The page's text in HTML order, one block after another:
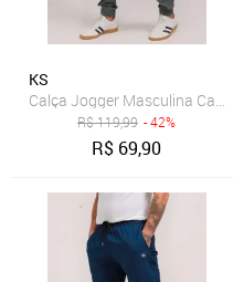
KS
Calça Jogger Masculina
R$119,99 - 42%
R$ 69,90